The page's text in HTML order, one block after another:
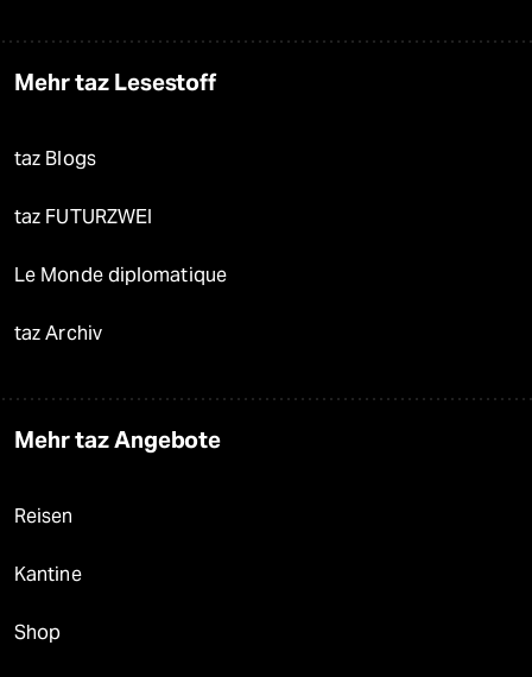
Mehr taz Lesestoff
taz Blogs
taz FUTURZWEI
Le Monde diplomatique
taz Archiv
Mehr taz Angebote
Reisen
Kantine
Shop